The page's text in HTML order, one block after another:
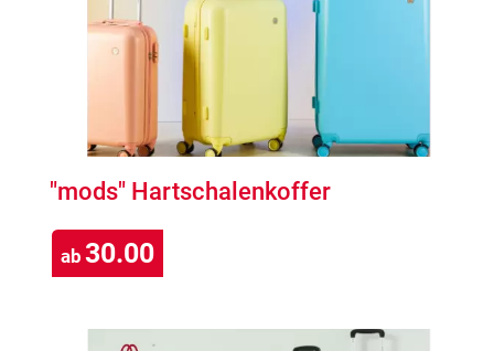
"mods" Hartschalenkoffer
ab 30.00